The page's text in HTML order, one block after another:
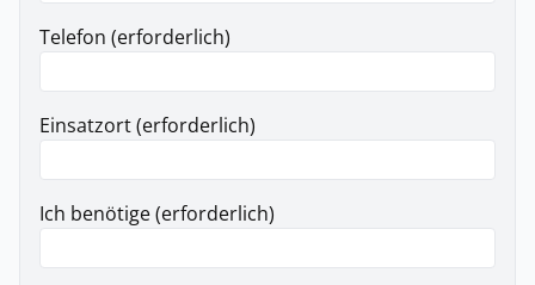
Telefon (erforderlich)
Einsatzort (erforderlich)
Ich benötige (erforderlich)